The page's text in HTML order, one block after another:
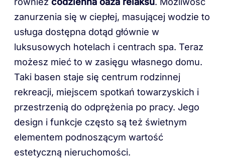
zanurzenia się w ciepłej, masującej wodzie to
usługa dostępna dotąd głównie w
luksusowych hotelach i centrach spa. Teraz
możesz mieć to w zasięgu własnego domu.
Taki basen staje się centrum rodzinnej
rekreacji, miejscem spotkań towarzyskich i
przestrzenią do odprężenia po pracy. Jego
design i funkcje często są też świetnym
elementem podnoszącym wartość
estetyczną nieruchomości.